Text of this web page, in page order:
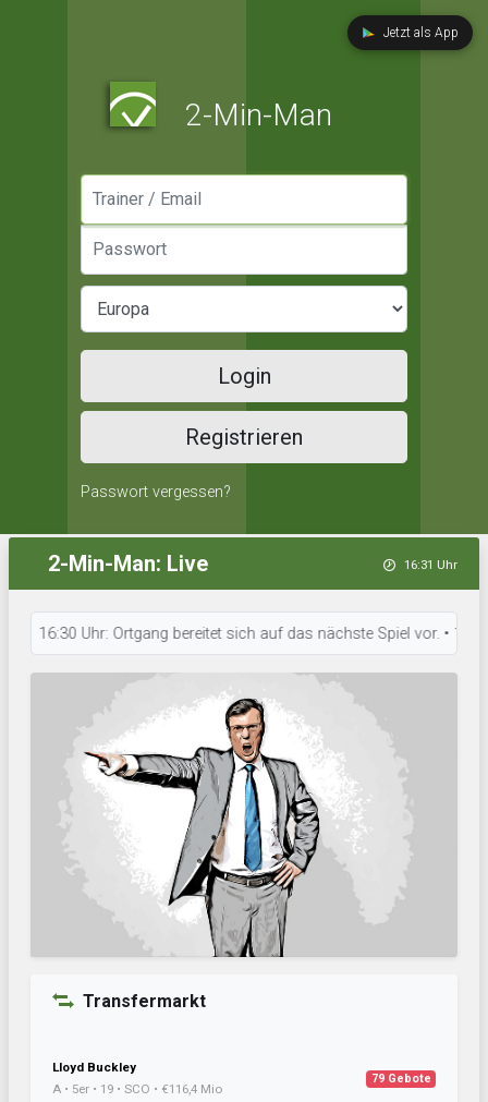
Jetzt als App
2-Min-Man
Login
Registrieren
Passwort vergessen?
2-Min-Man: Live 16:31 Uhr
16:30 Uhr: Ortgang bereitet sich auf das nächste Spiel vor. • 16:30
Transfermarkt
Lloyd Buckley
A • 5er • 19 • SCO • €116,4 Mio
79 Gebote